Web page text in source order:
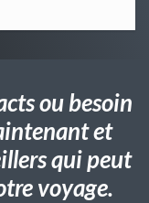
ou besoin
et
qui peut
voyage.